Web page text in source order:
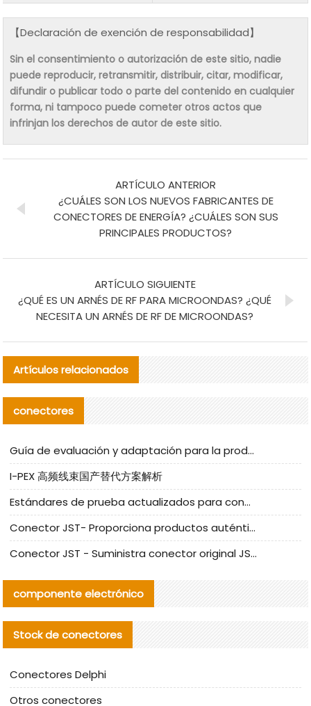
【Declaración de exención de responsabilidad】
Sin el consentimiento o autorización de este sitio, nadie
puede reproducir, retransmitir, distribuir, citar, modificar,
difundir o publicar todo o parte del contenido en cualquier
forma, ni tampoco puede cometer otros actos que
infrinjan los derechos de autor de este sitio.
ARTÍCULO ANTERIOR
¿CUÁLES SON LOS NUEVOS FABRICANTES DE
CONECTORES DE ENERGÍA? ¿CUÁLES SON SUS
PRINCIPALES PRODUCTOS?
ARTÍCULO SIGUIENTE
¿QUÉ ES UN ARNÉS DE RF PARA MICROONDAS? ¿QUÉ
NECESITA UN ARNÉS DE RF DE MICROONDAS?
Artículos relacionados
conectores
Guía de evaluación y adaptación para la producción en serie de componentes de cables nacionales para CNC Tech
I-PEX 高频线束国产替代方案解析
Estándares de prueba actualizados para conectores nacionales bajo la referencia de CLIFF
Conector JST- Proporciona productos auténticos y alternativos del conector JST NSHR-02V-S
Conector JST - Suministra conector original JST GHR-09V-S | productos alternativos
componente electrónico
Stock de conectores
Conectores Delphi
Otros conectores